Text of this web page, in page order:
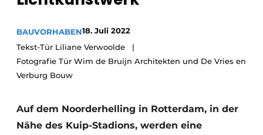
Datenschutz / Cookie-Erklärung
GeschichteMetadaten
Ein Stellenangebot registrieren
Videos
Modularer Aufbau
BAUVORHABEN18. Juli 2022
Tekst-Tür Liliane Verwoolde
Fotografie Tür Wim de Bruijn Architekten und De Vries en
Verburg Bouw
Auf dem Noorderhelling in Rotterdam, in der
Nähe des Kuip-Stadions, werden eine